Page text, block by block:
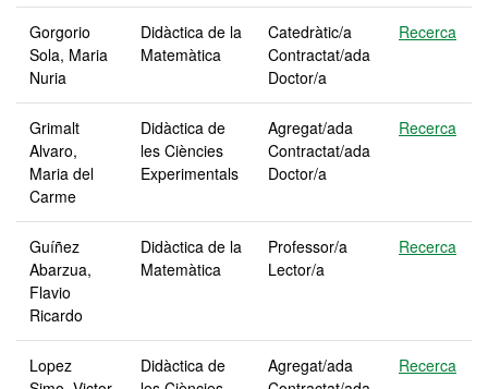
Gorgorio
Sola, Maria
Nuria
Didàctica de la
Matemàtica
Catedràtic/a
Contractat/ada
Doctor/a
Recerca
Grimalt
Alvaro,
Maria del
Carme
Didàctica de
les Ciències
Experimentals
Agregat/ada
Contractat/ada
Doctor/a
Recerca
Guíñez
Abarzua,
Flavio
Ricardo
Didàctica de la
Matemàtica
Professor/a
Lector/a
Recerca
Lopez
Didàctica de
Agregat/ada
Recerca